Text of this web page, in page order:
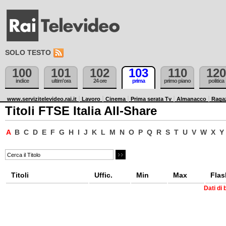
SOLO TESTO
100
indice
101
ultim'ora
102
24 ore
103
prima
110
primo piano
120
politica
www.servizitelevideo.rai.it Lavoro Cinema Prima serata Tv Almanacco
Titoli FTSE Italia All-Share
A B C D E F G H I J K L M N O P Q R S T U V W X Y
Titoli Uffic. Min Max
Dati di